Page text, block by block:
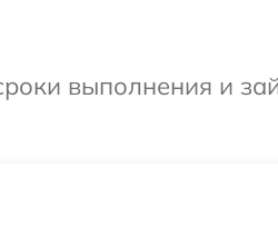
выполнения и